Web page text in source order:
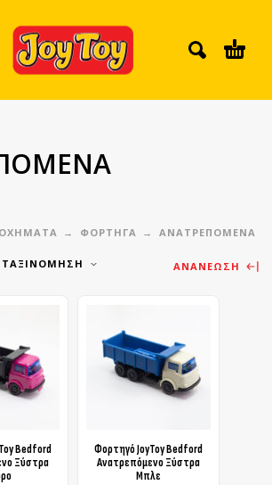
ΟΧΗΜΑΤΑ ΦΟΡΤΗΓΑ ΑΝΑΤΡΕΠΟΜΕΝΑ
ΑΝΑΝΈΩΣΗ
Bedford
Ξύστρα
Φορτηγό JoyToy Bedford
Ανατρεπόμενο Ξύστρα
Μπλε